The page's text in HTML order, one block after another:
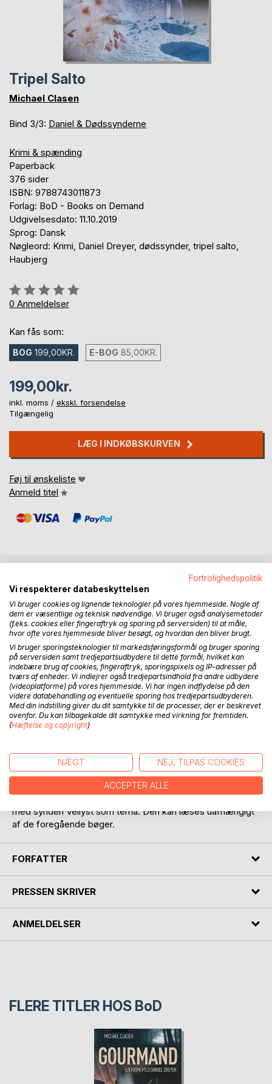
Tripel Salto
Michael Clasen
Bind 3/3: Daniel & Dødssynderne
Krimi & spænding
Paperback
376 sider
ISBN: 9788743011873
Forlag: BoD - Books on Demand
Udgivelsesdato: 11.10.2019
Sprog: Dansk
Nøgleord: Krimi, Daniel Dreyer, dødssynder, tripel salto,
Haubjerg
Anmeldelse::
0%
0 Anmeldelser
Kan fås som:
BOG 199,00KR. E-BOG 85,00KR.
199,00kr.
inkl. moms / ekskl. forsendelse
Tilgængelig
LÆG I INDKØBSKURVEN
Føj til ønskeliste
Anmeld titel
BESKRIVELSE
Vellyst, sex, begær, attrå, liderlighed. Kald det hvad du vil,
det er dog en af de 7 klassiske dødssynder.
I den halvstore danske købstad Haubjerg bor den tidligt
pensionerede frømandssoldat - og nu privatdetektiv -
Daniel Dreyer.
På det nyoprettede sportscollege i byen ankommer en
purung dansk-japansk gymnastikpige, som tilhører
verdenseliten inden for sin sport. Hun træner til sit store
på flere af byens mandfolk. Det får katastrofale følger, og
Daniel Dreyer må tage sig af sagen.
"Tripel Salto" er tredje bind om Daniel og "Dødssynderne"
med synden Vellyst som tema. Den kan læses uafhængigt
af de foregående bøger.
FORFATTER
PRESSEN SKRIVER
ANMELDELSER
FLERE TITLER HOS BoD
Fortrolighedspolitik
Vi respekterer databeskyttelsen
Vi bruger cookies og lignende teknologier på vores hjemmeside. Nogle af
dem er væsentlige og teknisk nødvendige. Vi bruger også analysemetoder
(f.eks. cookies eller fingeraftryk og sporing på serversiden) til at måle,
hvor ofte vores hjemmeside bliver besøgt, og hvordan den bliver brugt.
Vi bruger sporingsteknologier til markedsføringsformål og bruger sporing
på serversiden samt tredjepartsudbydere til dette formål, hvilket kan
indebære brug af cookies, fingeraftryk, sporingspixels og IP-adresser på
tværs af enheder. Vi indlejrer også tredjepartsindhold fra andre udbydere
(videoplatforme) på vores hjemmeside. Vi har ingen indflydelse på den
videre databehandling og eventuelle sporing hos tredjepartsudbyderen.
Med din indstilling giver du dit samtykke til de processer, der er beskrevet
ovenfor. Du kan tilbagekalde dit samtykke med virkning for fremtiden.
(Hæftelse og copyright)
NÆGT NEJ, TILPAS COOKIES
ACCEPTER ALLE